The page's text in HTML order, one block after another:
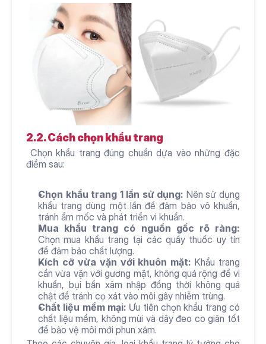
2.2. Cách chọn khẩu trang
điểm sau:
Chọn khẩu trang 1 lần sử dụng: Nên sử dụng
khẩu trang dùng một lần để đảm bảo vô khuẩn,
tránh ẩm mốc và phát triển vi khuẩn.
Mua khẩu trang có nguồn gốc rõ ràng:
Chọn mua khẩu trang tại các quầy thuốc uy tín
để đảm bảo chất lượng.
Kích cỡ vừa vặn với khuôn mặt: Khẩu trang
cần vừa vặn với gương mặt, không quá rộng để vi
khuẩn, bụi bẩn xâm nhập đồng thời không quá
chật để tránh cọ xát vào môi gây nhiễm trùng.
Chất liệu mềm mại: Ưu tiên chọn khẩu trang có
chất liệu mềm, không mùi và dây đeo co giãn tốt
để bảo vệ môi mới phun xăm.